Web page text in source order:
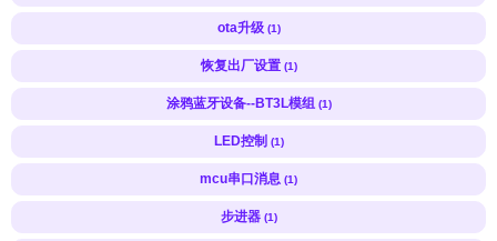
ota升级 (1)
恢复出厂设置 (1)
涂鸦蓝牙设备--BT3L模组 (1)
LED控制 (1)
mcu串口消息 (1)
步进器 (1)